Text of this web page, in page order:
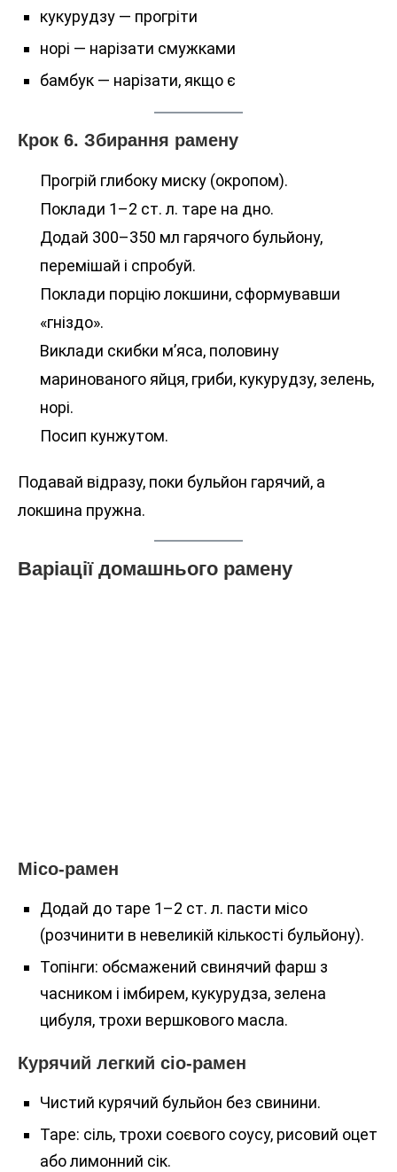
кукурудзу — прогріти
норі — нарізати смужками
бамбук — нарізати, якщо є
Крок 6. Збирання рамену
Прогрій глибоку миску (окропом).
Поклади 1–2 ст. л. таре на дно.
Додай 300–350 мл гарячого бульйону,
перемішай і спробуй.
Поклади порцію локшини, сформувавши
«гніздо».
Виклади скибки м’яса, половину
маринованого яйця, гриби, кукурудзу, зелень,
норі.
Посип кунжутом.
Подавай відразу, поки бульйон гарячий, а
локшина пружна.
Варіації домашнього рамену
Місо-рамен
Додай до таре 1–2 ст. л. пасти місо
(розчинити в невеликій кількості бульйону).
Топінги: обсмажений свинячий фарш з
часником і імбирем, кукурудза, зелена
цибуля, трохи вершкового масла.
Курячий легкий сіо-рамен
Чистий курячий бульйон без свинини.
Таре: сіль, трохи соєвого соусу, рисовий оцет
або лимонний сік.